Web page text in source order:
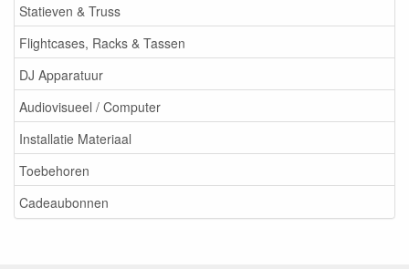
Statieven & Truss
Flightcases, Racks & Tassen
DJ Apparatuur
Audiovisueel / Computer
Installatie Materiaal
Toebehoren
Cadeaubonnen